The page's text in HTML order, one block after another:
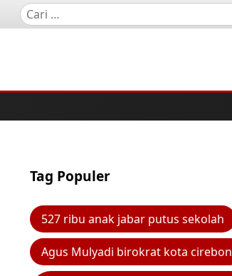
Tag Populer
527 ribu anak jabar putus sekolah
Agus Mulyadi birokrat kota cirebon